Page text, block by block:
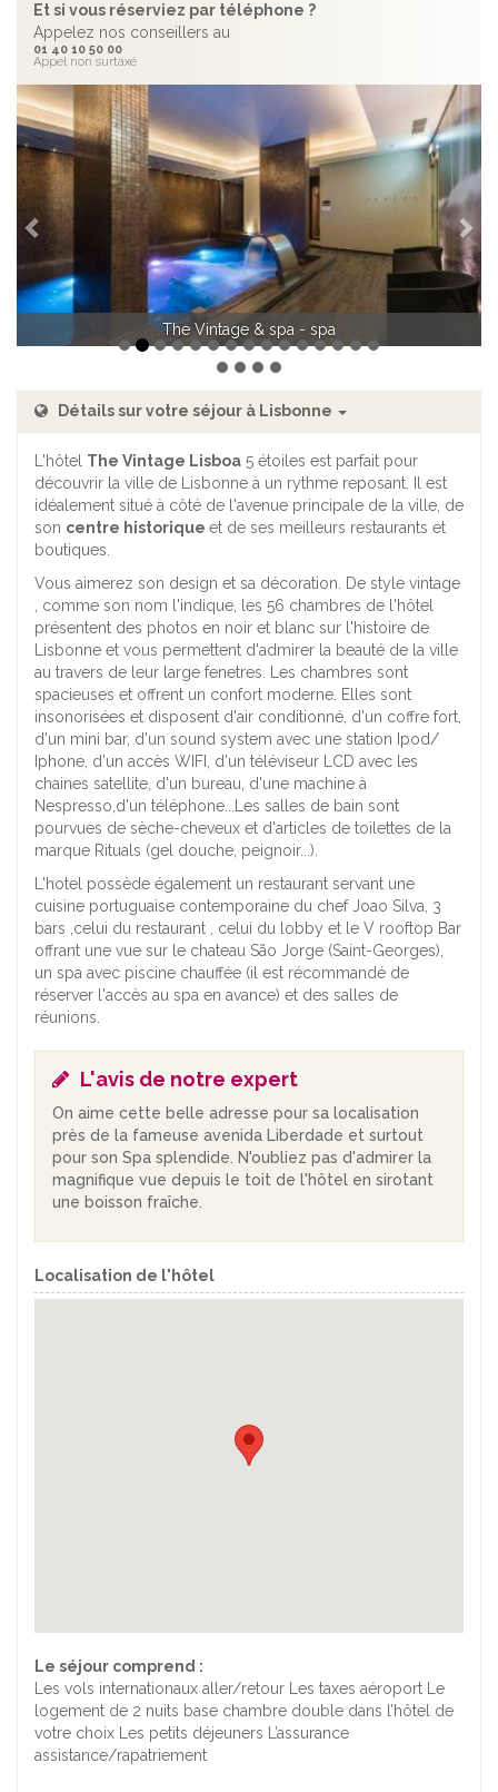
Et si vous réserviez par téléphone ?
Appelez nos conseillers au
01 40 10 50 00
Appel non surtaxé
The Vintage & spa - spa
The Vintage & spa -chambre double
Précédent
Détails sur votre séjour à Lisbonne
L'hôtel The Vintage Lisboa 5 étoiles est parfait pour
découvrir la ville de Lisbonne à un rythme reposant. Il est
idéalement situé à côté de l'avenue principale de la ville, de
son centre historique et de ses meilleurs restaurants et
boutiques.
Vous aimerez son design et sa décoration. De style vintage
, comme son nom l'indique, les 56 chambres de l'hôtel
présentent des photos en noir et blanc sur l'histoire de
Lisbonne et vous permettent d'admirer la beauté de la ville
au travers de leur large fenetres. Les chambres sont
spacieuses et offrent un confort moderne. Elles sont
insonorisées et disposent d'air conditionné, d'un coffre fort,
d'un mini bar, d'un sound system avec une station Ipod/
Iphone, d'un accès WIFI, d'un téléviseur LCD avec les
chaines satellite, d'un bureau, d'une machine à
Nespresso,d'un téléphone...Les salles de bain sont
pourvues de sèche-cheveux et d'articles de toilettes de la
marque Rituals (gel douche, peignoir...).
L'hotel possède également un restaurant servant une
cuisine portuguaise contemporaine du chef Joao Silva, 3
bars ,celui du restaurant , celui du lobby et le V rooftop Bar
offrant une vue sur le chateau São Jorge (Saint-Georges),
un spa avec piscine chauffée (il est récommandé de
réserver l'accès au spa en avance) et des salles de
réunions.
L'avis de notre expert
On aime cette belle adresse pour sa localisation
près de la fameuse avenida Liberdade et surtout
pour son Spa splendide. N'oubliez pas d'admirer la
magnifique vue depuis le toit de l'hôtel en sirotant
une boisson fraîche.
Localisation de l'hôtel
Le séjour comprend :
Les vols internationaux aller/retour Les taxes aéroport Le
logement de 2 nuits base chambre double dans l’hôtel de
votre choix Les petits déjeuners L’assurance
assistance/rapatriement